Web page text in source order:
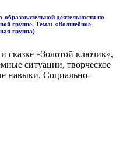
образовательной деятельности по
группе. Тема: «Волшебное
группа)
сказке «Золотой ключик»,
ситуации, творческое
навыки. Социально-